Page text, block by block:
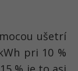
ušetrí
pri 10 %